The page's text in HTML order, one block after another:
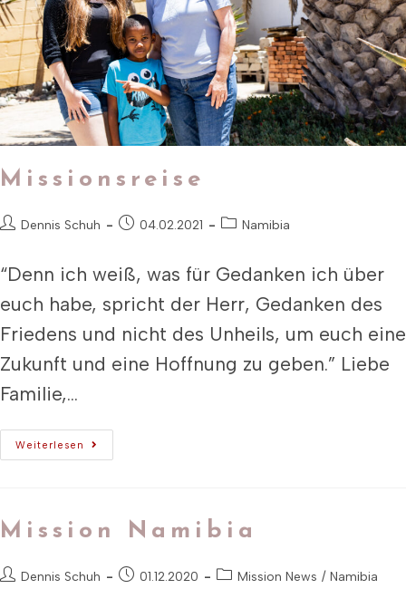
Missionsreise
Dennis Schuh 04.02.2021 Namibia
“Denn ich weiß, was für Gedanken ich über
euch habe, spricht der Herr, Gedanken des
Friedens und nicht des Unheils, um euch eine
Zukunft und eine Hoffnung zu geben.” Liebe
Familie,…
Weiterlesen
Mission Namibia
Dennis Schuh 01.12.2020 Mission News / Namibia